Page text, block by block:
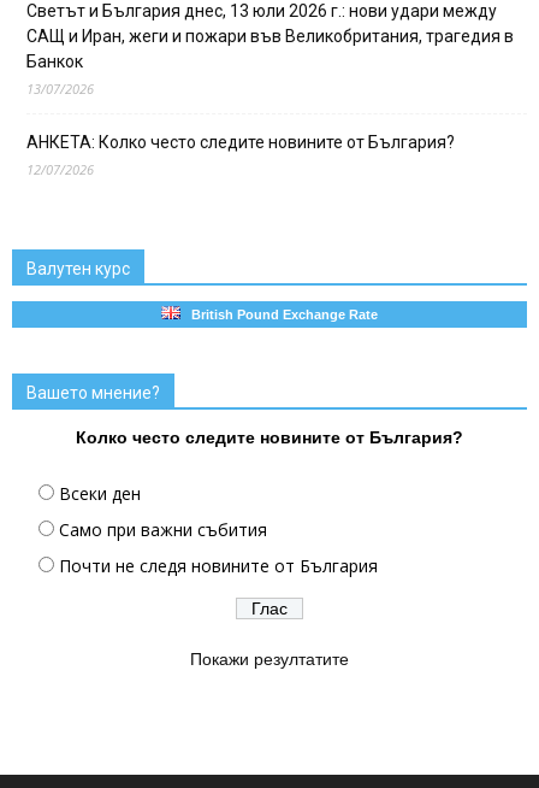
Светът и България днес, 13 юли 2026 г.: нови удари между
САЩ и Иран, жеги и пожари във Великобритания, трагедия в
Банкок
13/07/2026
АНКЕТА: Колко често следите новините от България?
12/07/2026
Валутен курс
British Pound Exchange Rate
Вашето мнение?
Колко често следите новините от България?
Всеки ден
Само при важни събития
Почти не следя новините от България
Покажи резултатите